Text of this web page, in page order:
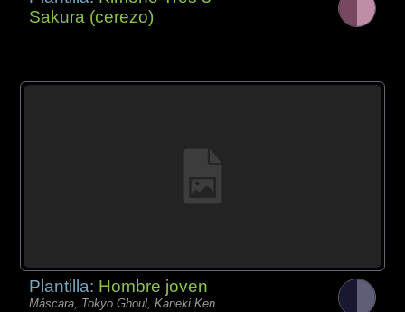
Sakura (cerezo)
Plantilla: Hombre joven
Máscara, Tokyo Ghoul, Kaneki Ken